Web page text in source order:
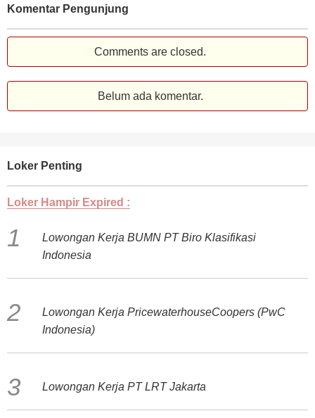
Komentar Pengunjung
Comments are closed.
Belum ada komentar.
Loker Penting
Loker Hampir Expired :
Lowongan Kerja BUMN PT Biro Klasifikasi
Indonesia
Lowongan Kerja PricewaterhouseCoopers (PwC
Indonesia)
Lowongan Kerja PT LRT Jakarta